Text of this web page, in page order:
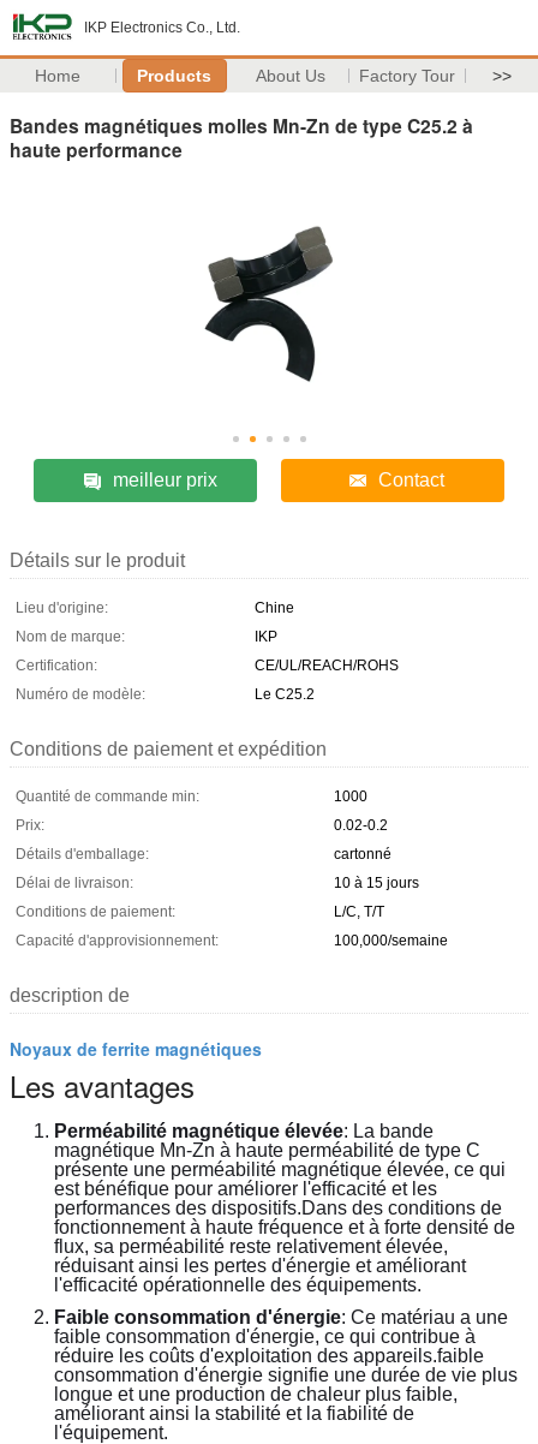
IKP Electronics Co., Ltd.
Home Products About Us Factory Tour >>
Bandes magnétiques molles Mn-Zn de type C25.2 à
haute performance
meilleur prix Contact
Détails sur le produit
Lieu d'origine:
Chine
Nom de marque:
IKP
Certification:
CE/UL/REACH/ROHS
Numéro de modèle:
Le C25.2
Conditions de paiement et expédition
Quantité de commande min:
1000
Prix:
0.02-0.2
Détails d'emballage:
cartonné
Délai de livraison:
10 à 15 jours
Conditions de paiement:
L/C, T/T
Capacité d'approvisionnement:
100,000/semaine
description de
Noyaux de ferrite magnétiques
Les avantages
Perméabilité magnétique élevée: La bande
magnétique Mn-Zn à haute perméabilité de type C
présente une perméabilité magnétique élevée, ce qui
est bénéfique pour améliorer l'efficacité et les
performances des dispositifs.Dans des conditions de
fonctionnement à haute fréquence et à forte densité de
flux, sa perméabilité reste relativement élevée,
réduisant ainsi les pertes d'énergie et améliorant
l'efficacité opérationnelle des équipements.
Faible consommation d'énergie: Ce matériau a une
faible consommation d'énergie, ce qui contribue à
réduire les coûts d'exploitation des appareils.faible
consommation d'énergie signifie une durée de vie plus
longue et une production de chaleur plus faible,
améliorant ainsi la stabilité et la fiabilité de
l'équipement.